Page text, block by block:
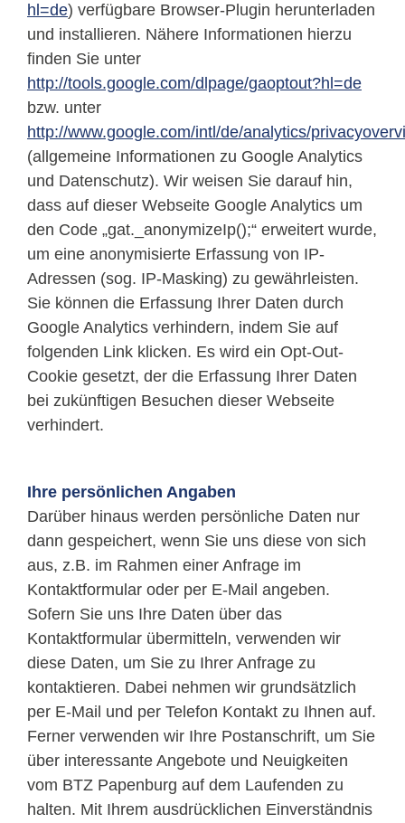
hl=de) verfügbare Browser-Plugin herunterladen
und installieren. Nähere Informationen hierzu
finden Sie unter
http://tools.google.com/dlpage/gaoptout?hl=de
bzw. unter
http://www.google.com/intl/de/analytics/
(allgemeine Informationen zu Google Analytics
und Datenschutz). Wir weisen Sie darauf hin,
dass auf dieser Webseite Google Analytics um
den Code „gat._anonymizeIp();“ erweitert wurde,
um eine anonymisierte Erfassung von IP-
Adressen (sog. IP-Masking) zu gewährleisten.
Sie können die Erfassung Ihrer Daten durch
Google Analytics verhindern, indem Sie auf
folgenden Link klicken. Es wird ein Opt-Out-
Cookie gesetzt, der die Erfassung Ihrer Daten
bei zukünftigen Besuchen dieser Webseite
verhindert.
Ihre persönlichen Angaben
Darüber hinaus werden persönliche Daten nur
dann gespeichert, wenn Sie uns diese von sich
aus, z.B. im Rahmen einer Anfrage im
Kontaktformular oder per E-Mail angeben.
Sofern Sie uns Ihre Daten über das
Kontaktformular übermitteln, verwenden wir
diese Daten, um Sie zu Ihrer Anfrage zu
kontaktieren. Dabei nehmen wir grundsätzlich
per E-Mail und per Telefon Kontakt zu Ihnen auf.
Ferner verwenden wir Ihre Postanschrift, um Sie
über interessante Angebote und Neuigkeiten
vom BTZ Papenburg auf dem Laufenden zu
halten. Mit Ihrem ausdrücklichen Einverständnis